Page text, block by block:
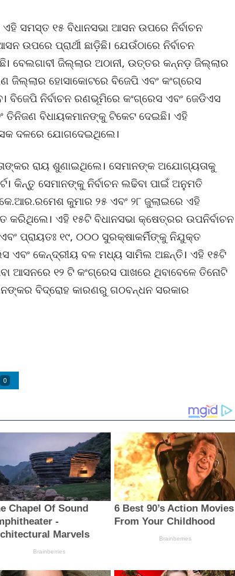
ସମସ୍ତ ୧୫ ବିଧାନସଭା ଆସନ ଉପରେ ନିର୍ବାଚନ
ପ୍ରାର୍ଥୀ ଛାଡ଼ିଛି। ଯେଉଁଠାରେ ନିର୍ବାଚନ
ବେଲଗାବୀ ଜିଲ୍ଲାର ଅଠାନୀ, ଉତ୍ତର କନ୍ନଡ଼ ଜିଲ୍ଲାର
ଜିଲ୍ଲାର ହୋସାକୋଟରେ ବିଜେପି ଏବଂ କଂଗ୍ରେସ
ବିଜେପି ନିର୍ବାଚନ ରଣଭୂମିରେ କଂଗ୍ରେସ ଏବଂ ଜେଡିଏସ
ତିନିଜଣ ବିଧାୟକମାନଙ୍କୁ ଟିକେଟ ଦେଇଛି। ଏହି
ଦଳରେ ଯୋଗଦେଇଥିଲେ।
ରାୟ ଶୁଣାଇଥିଲେ। ସେମାନଙ୍କ ଅଯୋଗ୍ୟତାକୁ
କିନ୍ତୁ ସେମାନଙ୍କୁ ନିର୍ବାଚନ ଲଢିବା ପାଇଁ ଅନୁମତି
କୁମାର ୨୫ ଏବଂ ୨୮ ଜୁଲାଇରେ ଏହି
ଏହି ୧୫ଟି ବିଧାନସଭା କ୍ଷେତ୍ରର ଉପନିର୍ବାଚନ
ପ୍ରାୟତଃ ୧୯, ୦୦୦ ସୁରକ୍ଷାକର୍ମିଙ୍କୁ ନିଯୁକ୍ତ
ଏବଂ କେନ୍ଦ୍ରୀୟ ବଳ ମଧ୍ୟ ସାମିଲ ଅଛନ୍ତି। ଏହି ୧୫ଟି
ଆସନରେ ୧୨ ଟି କଂଗ୍ରେସ ପାଖରେ ଥିବାବେଳେ ତିନୋଟି
ବିଦ୍ରୋହ କାରଣରୁ ଗଠବନ୍ଧନ ସରକାର
0